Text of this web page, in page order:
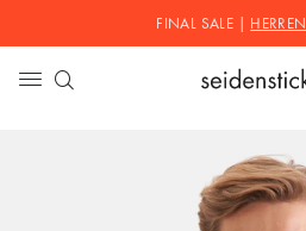
FINAL SALE | HERREN